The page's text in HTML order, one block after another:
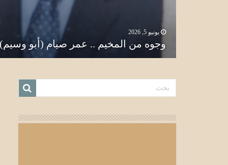
يونيو 5, 2026
وجوه من المخيم .. عمر صيام (أبو وسيم)
يونيو 4, 2026
الكابتن إبراهيم مصطفى دراجي